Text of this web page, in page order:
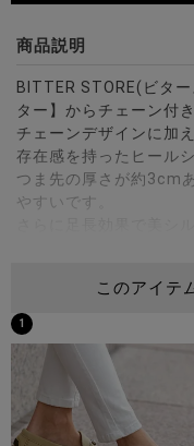
商品説明
BITTER STORE(ビタ
ター】からチェーン付
チェーンデザインに加
存在感を持ったヒールシ
つま先の厚さが約3cm
やすいです。
にも変化可能。
アッパーは柔らかかく
韓国系・ストリート系
合わせられます。
※モデル画像は照明な
がございます。
このアイテ
1